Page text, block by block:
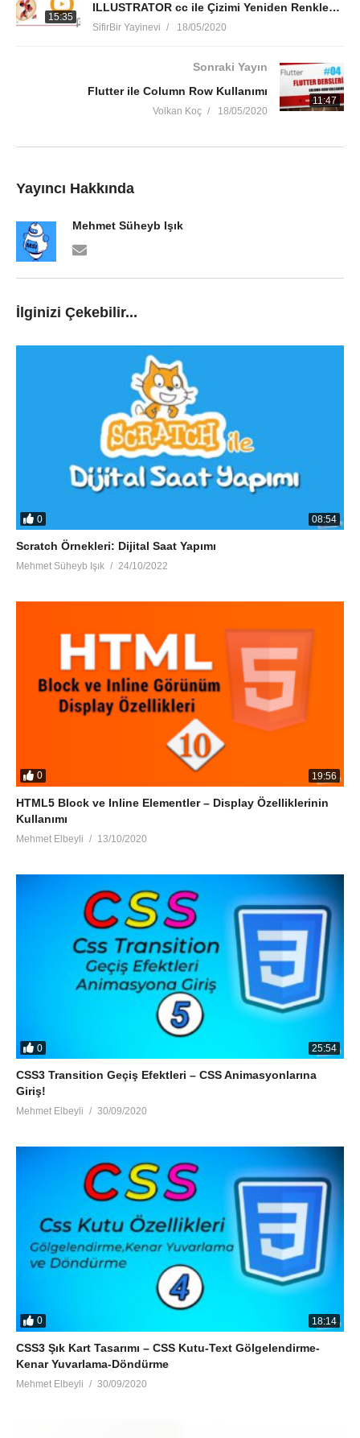
15:35
ILLUSTRATOR cc ile Çizimi Yeniden Renklendirme (Recolor Artwork)
SifirBir Yayinevi 18/05/2020
11:47
Sonraki Yayın
Flutter ile Column Row Kullanımı
Volkan Koç 18/05/2020
Yayıncı Hakkında
Mehmet Süheyb Işık
İlginizi Çekebilir...
0 08:54
Scratch Örnekleri: Dijital Saat Yapımı
Mehmet Süheyb Işık 24/10/2022
0 19:56
HTML5 Block ve Inline Elementler – Display Özelliklerinin
Kullanımı
Mehmet Elbeyli 13/10/2020
0 25:54
CSS3 Transition Geçiş Efektleri – CSS Animasyonlarına
Giriş!
Mehmet Elbeyli 30/09/2020
0 18:14
CSS3 Şık Kart Tasarımı – CSS Kutu-Text Gölgelendirme-
Kenar Yuvarlama-Döndürme
Mehmet Elbeyli 30/09/2020